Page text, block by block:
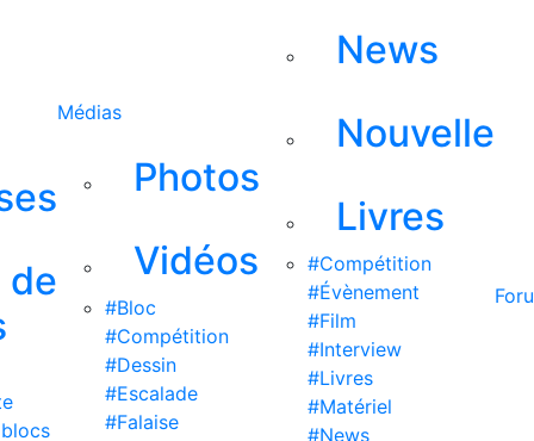
de
Médias
Photos
Vidéos
#Bloc
#Compétition
#Dessin
#Escalade
#Falaise
News
Nouvelle
Livres
#Compétition
#Évènement
#Film
#Interview
#Livres
#Matériel
#News